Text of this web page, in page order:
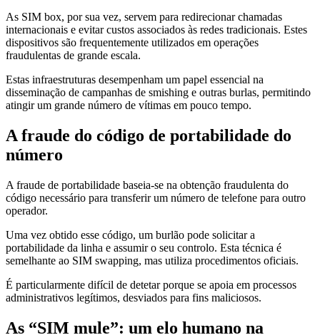
As SIM box, por sua vez, servem para redirecionar chamadas
internacionais e evitar custos associados às redes tradicionais. Estes
dispositivos são frequentemente utilizados em operações
fraudulentas de grande escala.
Estas infraestruturas desempenham um papel essencial na
disseminação de campanhas de smishing e outras burlas, permitindo
atingir um grande número de vítimas em pouco tempo.
A fraude do código de portabilidade do
número
A fraude de portabilidade baseia-se na obtenção fraudulenta do
código necessário para transferir um número de telefone para outro
operador.
Uma vez obtido esse código, um burlão pode solicitar a
portabilidade da linha e assumir o seu controlo. Esta técnica é
semelhante ao SIM swapping, mas utiliza procedimentos oficiais.
É particularmente difícil de detetar porque se apoia em processos
administrativos legítimos, desviados para fins maliciosos.
As “SIM mule”: um elo humano na